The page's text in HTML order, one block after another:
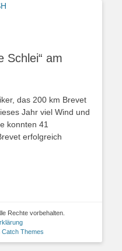
SH
Schlei“ am
das 200 km Brevet
Jahr viel Wind und
konnten 41
erfolgreich
Rechte vorbehalten.
Catch Themes